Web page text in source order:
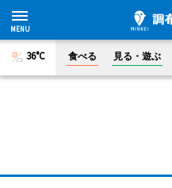
36°C 食べる 見る・遊ぶ